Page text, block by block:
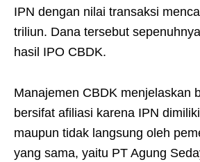
IPN dengan nilai transaksi
triliun. Dana tersebut
hasil IPO CBDK.
Manajemen CBDK menjelaskan
bersifat afiliasi karena IPN
maupun tidak langsung oleh
yang sama, yaitu PT Agung